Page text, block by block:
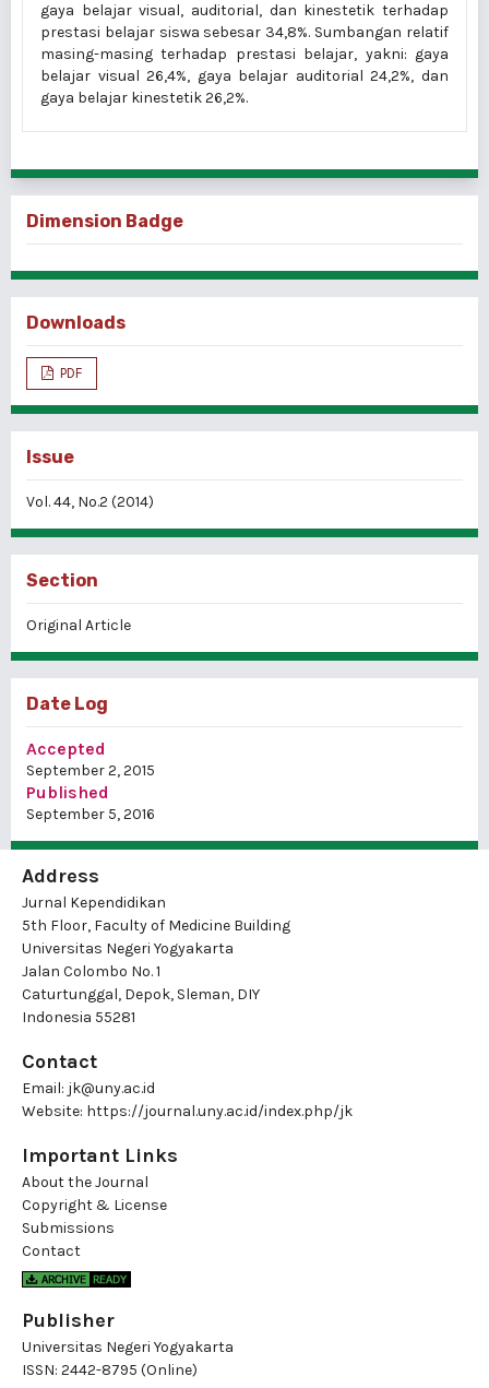
gaya belajar visual, auditorial, dan kinestetik terhadap
prestasi belajar siswa sebesar 34,8%. Sumbangan relatif
masing-masing terhadap prestasi belajar, yakni: gaya
belajar visual 26,4%, gaya belajar auditorial 24,2%, dan
gaya belajar kinestetik 26,2%.
Dimension Badge
Downloads
PDF
Issue
Vol. 44, No.2 (2014)
Section
Original Article
Date Log
Accepted
September 2, 2015
Published
September 5, 2016
Address
Jurnal Kependidikan
5th Floor, Faculty of Medicine Building
Universitas Negeri Yogyakarta
Jalan Colombo No. 1
Caturtunggal, Depok, Sleman, DIY
Indonesia 55281
Contact
Email: jk@uny.ac.id
Website: https://journal.uny.ac.id/index.php/jk
Important Links
About the Journal
Copyright & License
Submissions
Contact
Publisher
Universitas Negeri Yogyakarta
ISSN: 2442-8795 (Online)